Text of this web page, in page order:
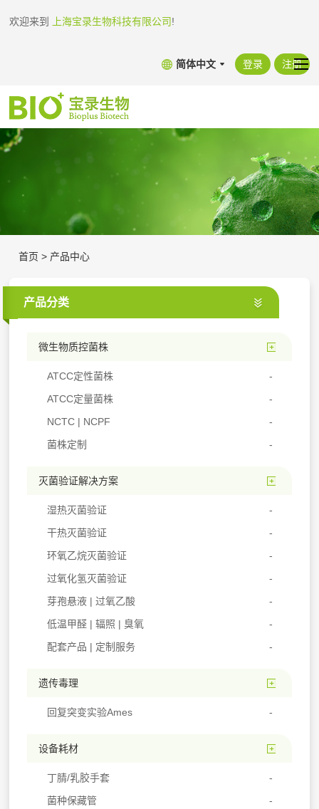
欢迎来到 上海宝录生物科技有限公司!
简体中文 登录 注册
首页 > 产品中心
产品分类
微生物质控菌株
ATCC定性菌株
ATCC定量菌株
NCTC | NCPF
菌株定制
灭菌验证解决方案
湿热灭菌验证
干热灭菌验证
环氧乙烷灭菌验证
过氧化氢灭菌验证
芽孢悬液 | 过氧乙酸
低温甲醛 | 辐照 | 臭氧
配套产品 | 定制服务
遗传毒理
回复突变实验Ames
设备耗材
丁腈/乳胶手套
菌种保藏管